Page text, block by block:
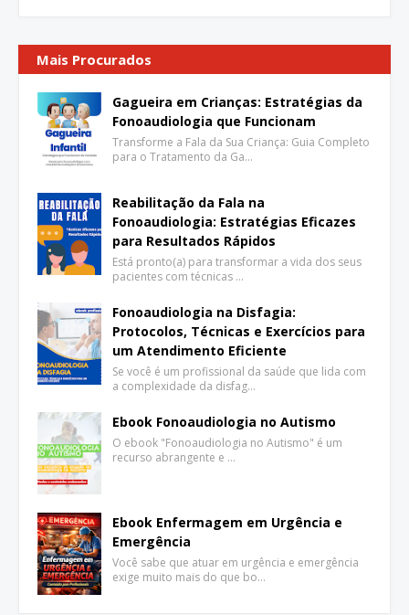
Mais Procurados
Gagueira em Crianças: Estratégias da
Fonoaudiologia que Funcionam
Transforme a Fala da Sua Criança: Guia Completo
para o Tratamento da Ga…
Reabilitação da Fala na
Fonoaudiologia: Estratégias Eficazes
para Resultados Rápidos
Está pronto(a) para transformar a vida dos seus
pacientes com técnicas …
Fonoaudiologia na Disfagia:
Protocolos, Técnicas e Exercícios para
um Atendimento Eficiente
Se você é um profissional da saúde que lida com
a complexidade da disfag…
Ebook Fonoaudiologia no Autismo
O ebook "Fonoaudiologia no Autismo" é um
recurso abrangente e …
Ebook Enfermagem em Urgência e
Emergência
Você sabe que atuar em urgência e emergência
exige muito mais do que bo…